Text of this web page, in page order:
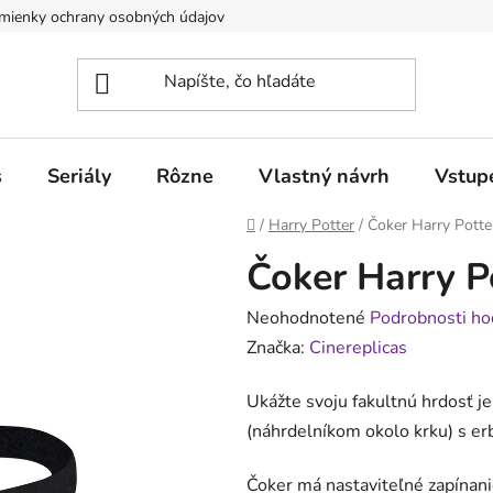
ochrany osobných údajov
Seriály Rôzne Vlastný návrh
Domov
/ Harry Potter / Čoker Harry
Čoker Harry
Priemerné
hodnotenie
je
0,0
Neohodnotené Podrobnosti
Značka: Cinereplicas
Ukážte svoju fakultnú hrdosť
(náhrdelníkom okolo krku) s
Čoker má nastaviteľné